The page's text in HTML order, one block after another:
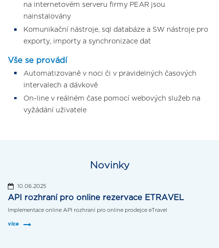
na internetovém serveru firmy PEAR jsou
nainstalovány
Komunikační nástroje, sql databáze a SW nástroje pro
exporty, importy a synchronizace dat
Vše se provádí
Automatizovaně v noci či v pravidelných časových
intervalech a dávkově
On-line v reálném čase pomocí webových služeb na
vyžádání uživatele
Novinky
10.06.2025
API rozhraní pro online rezervace ETRAVEL
Implementace online API rozhraní pro online prodejce eTravel
více